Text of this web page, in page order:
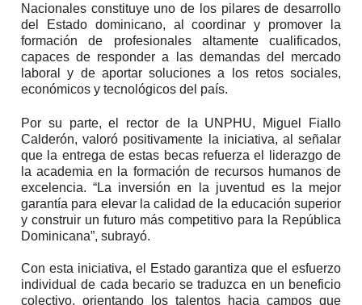
Nacionales constituye uno de los pilares de desarrollo
del Estado dominicano, al coordinar y promover la
formación de profesionales altamente cualificados,
capaces de responder a las demandas del mercado
laboral y de aportar soluciones a los retos sociales,
económicos y tecnológicos del país.
Por su parte, el rector de la UNPHU, Miguel Fiallo
Calderón, valoró positivamente la iniciativa, al señalar
que la entrega de estas becas refuerza el liderazgo de
la academia en la formación de recursos humanos de
excelencia. “La inversión en la juventud es la mejor
garantía para elevar la calidad de la educación superior
y construir un futuro más competitivo para la República
Dominicana”, subrayó.
Con esta iniciativa, el Estado garantiza que el esfuerzo
individual de cada becario se traduzca en un beneficio
colectivo, orientando los talentos hacia campos que